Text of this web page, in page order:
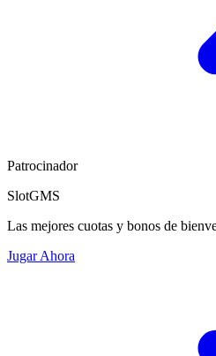
Patrocinador
SlotGMS
Las mejores cuotas y bonos de
Jugar Ahora